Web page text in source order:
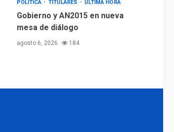
POLÍTICA TITULARES ÚLTIMA HORA
Gobierno y AN2015 en nueva
mesa de diálogo
agosto 6, 2026 184